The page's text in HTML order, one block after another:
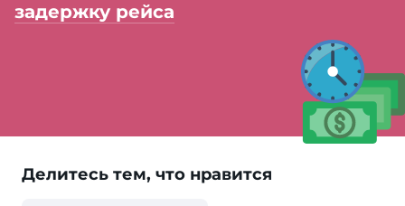
задержку рейса
Делитесь тем, что нравится